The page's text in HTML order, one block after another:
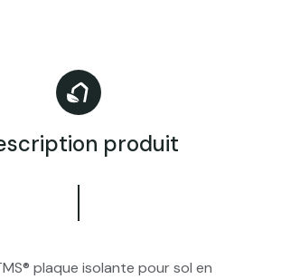
produit
plaque isolante pour sol en